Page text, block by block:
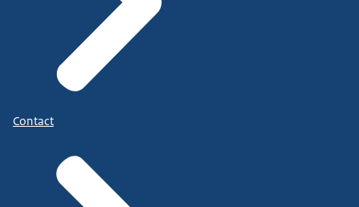
Contact